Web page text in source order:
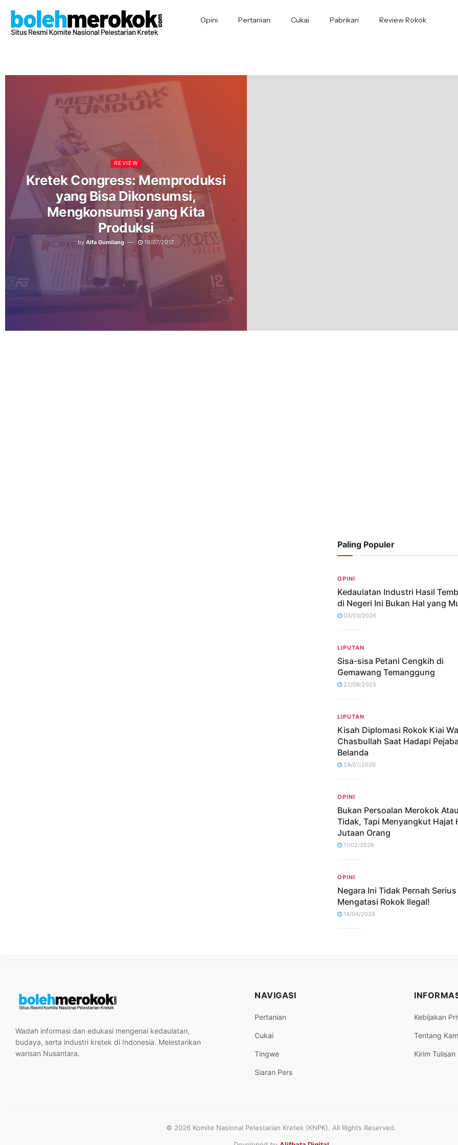
Opini Pertanian Cukai Pabrikan Review Rokok
REVIEW
Kretek Congress: Memproduksi
yang Bisa Dikonsumsi,
Mengkonsumsi yang Kita
Produksi
by Alfa Gumilang 19/07/2017
Paling Populer
OPINI
Kedaulatan Industri Hasil
di Negeri Ini Bukan Hal yang
03/03/2026
LIPUTAN
Sisa-sisa Petani Cengkih di
Gemawang Temanggung
22/08/2025
LIPUTAN
Kisah Diplomasi Rokok Kiai
Chasbullah Saat Hadapi
Belanda
28/07/2026
OPINI
Bukan Persoalan Merokok Atau
Tidak, Tapi Menyangkut Hajat
Jutaan Orang
11/02/2026
OPINI
Negara Ini Tidak Pernah Serius
Mengatasi Rokok Ilegal!
14/04/2026
Wadah informasi dan edukasi mengenai kedaulatan,
budaya, serta industri kretek di Indonesia. Melestarikan
warisan Nusantara.
NAVIGASI
Pertanian
Cukai
Tingwe
Siaran Pers
Kebijakan
Tentang
Kirim Tulisan
© 2026 Komite Nasional Pelestarian Kretek (KNPK). All Rights Reserved.